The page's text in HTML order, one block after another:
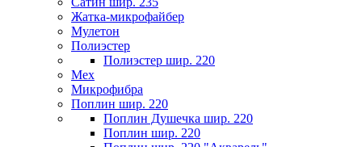
Жатка-микрофайбер
Мулетон
Полиэстер
Полиэстер шир. 220
Мех
Микрофибра
Поплин шир. 220
Поплин Душечка шир. 220
Поплин шир. 220